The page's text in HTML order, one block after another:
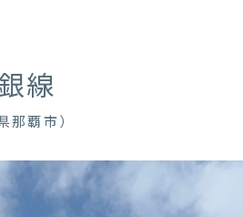
線
那覇市）